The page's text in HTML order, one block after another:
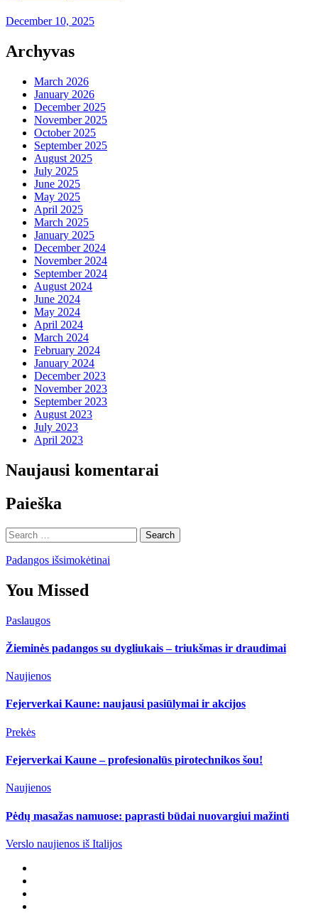
December 10, 2025
Archyvas
March 2026
January 2026
December 2025
November 2025
October 2025
September 2025
August 2025
July 2025
June 2025
May 2025
April 2025
March 2025
January 2025
December 2024
November 2024
September 2024
August 2024
June 2024
May 2024
April 2024
March 2024
February 2024
January 2024
December 2023
November 2023
September 2023
August 2023
July 2023
April 2023
Naujausi komentarai
Paieška
Search
for:
Padangos išsimokėtinai
You Missed
Paslaugos
Žieminės padangos su dygliukais – triukšmas ir draudimai
Naujienos
Fejerverkai Kaune: naujausi pasiūlymai ir akcijos
Prekės
Fejerverkai Kaune – profesionalūs pirotechnikos šou!
Naujienos
Pėdų masažas namuose: paprasti būdai nuovargiui mažinti
Verslo naujienos iš Italijos